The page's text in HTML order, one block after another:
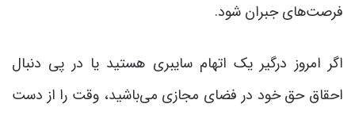
فرصت‌های جبران شود.
اگر امروز درگیر یک اتهام سایبری هستید یا در پی دنبال
احقاق حق خود در فضای مجازی می‌باشید، وقت را از دست